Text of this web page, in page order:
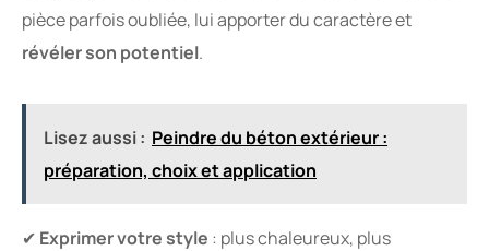
pièce parfois oubliée, lui apporter du caractère et
révéler son potentiel.
Lisez aussi : Peindre du béton extérieur :
préparation, choix et application
✔ Exprimer votre style : plus chaleureux, plus